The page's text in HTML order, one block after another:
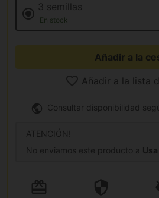
3 semillas
En stock
Añadir a la
Añadir a la lista
Consultar disponibilidad
ATENCIÓN!
No enviamos este producto a Usa